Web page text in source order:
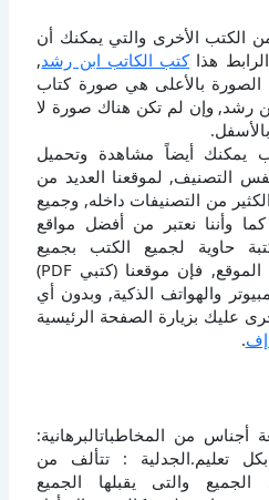
الكتب الأخرى والتي يمكنك أن
هذاكتب الكاتب ابن رشد,
الصورة بالأعلى هي صورة كتاب
رشد, وإن لم تكن هناك صورة لا
يمكنك أيضاً مشاهدة وتحميل
التصنيف, لموقعنا العديد من
من التصنيفات داخله, وجميع
مجانية 100%, كما وأننا نعتبر من أفضل مواقع
حاوية لجميع الكتب بجميع
تخصصاتها, وبالنسبة لتصفح الموقع, فإن موقعنا (كتبي PDF)
والهواتف الذكية, وبدون أي
عليك بزيارة الصفحة الرئيسية
.
من المخاطباتالبرهانية:
تعليم.الجدلية : تتألف من
والتى يقبلها الجميع